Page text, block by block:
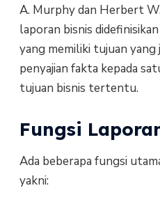
A. Murphy dan Herbert
laporan bisnis
yang memiliki tujuan yang
penyajian fakta kepada
tujuan bisnis tertentu.
Fungsi
Ada beberapa fungsi
yakni: